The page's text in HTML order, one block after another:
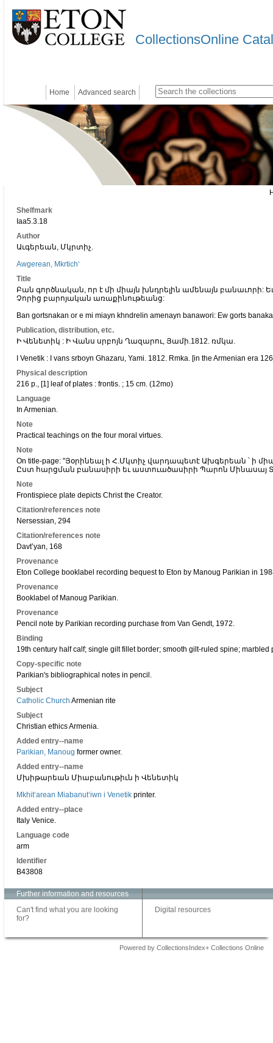
CollectionsOnline
Home Advanced search
Shelfmark
Iaa5.3.18
Author
Աւգերեան, Մկրտիչ.
Awgerean, Mkrtichʻ
Title
Բան գործնական, որ է մի միայն խնդրելին ամենայն բանաւորի:
Չորից բարոյական առաքինութեանց:
Ban gortsnakan or e mi miayn khndrelin amenayn banawori: Ew gorts
Publication, distribution, etc.
Ի Վենետիկ : Ի Վանս սրբոյն Ղազարու, Յամի.1812. ռմկա.
I Venetik : I vans srboyn Ghazaru, Yami. 1812. Rmka. [in the Armenian era
Physical description
216 p., [1] leaf of plates : frontis. ; 15 cm. (12mo)
Language
In Armenian.
Note
Practical teachings on the four moral virtues.
Note
On title-page: "Յօրինեալ ի Հ.Մկտիչ վարդապետէ Ախգերեան ՝ ի
Ըստ հարցման բանասիրի եւ աստուածասիրի Պարոն Մինասայ
Note
Frontispiece plate depicts Christ the Creator.
Citation/references note
Nersessian, 294
Citation/references note
Davt’yan, 168
Provenance
Eton College booklabel recording bequest to Eton by Manoug Parikian in
Provenance
Booklabel of Manoug Parikian.
Provenance
Pencil note by Parikian recording purchase from Van Gendt, 1972.
Binding
19th century half calf; single gilt fillet border; smooth gilt-ruled spine; marbled
Copy-specific note
Parikian's bibliographical notes in pencil.
Subject
Catholic Church Armenian rite
Subject
Christian ethics Armenia.
Added entry--name
Parikian, Manoug former owner.
Added entry--name
Մխիթարեան Միաբանութիւն ի Վենետիկ
Mkhitʻarean Miabanutʻiwn i Venetik printer.
Added entry--place
Italy Venice.
Language code
arm
Identifier
B43808
Further information and resources
Can't find what you are looking
for?
Digital resources
Powered by CollectionsIndex+ Collections Online